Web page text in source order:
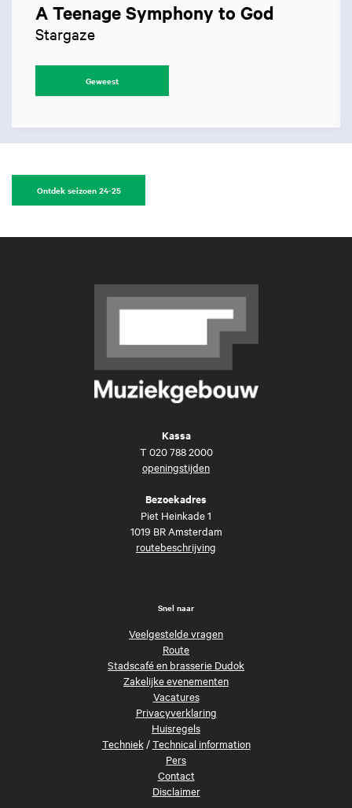
A Teenage Symphony to God
Stargaze
Geweest
Ontdek seizoen 24-25
Kassa
T 020 788 2000
openingstijden
Bezoekadres
Piet Heinkade 1
1019 BR Amsterdam
routebeschrijving
Snel naar
Veelgestelde vragen
Route
Stadscafé en brasserie Dudok
Zakelijke evenementen
Vacatures
Privacyverklaring
Huisregels
Techniek/Technical information
Pers
Contact
Disclaimer